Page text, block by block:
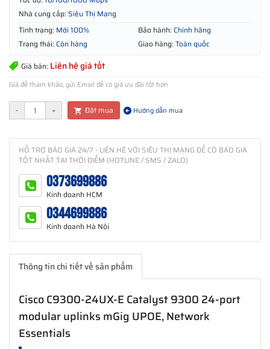
Nhà cung cấp: Siêu Thị Mạng
Tình trạng: Mới 100% Bảo hành: Chính hãng
Trạng thái: Còn hàng Giao hàng: Toàn quốc
Giá bán: Liên hệ giá tốt
Giá để tham khảo, gửi Email để có giá ưu đãi tốt hơn
- + Đặt mua Hướng dẫn mua
HỖ TRỢ BÁO GIÁ 24/7 - LIÊN HỆ VỚI SIÊU THỊ MẠNG ĐỂ CÓ BÁO GIÁ
TỐT NHẤT TẠI THỜI ĐIỂM (HOTLINE / SMS / ZALO)
0373699886
Kinh doanh HCM
0344699886
Kinh doanh Hà Nội
Thông tin chi tiết về sản phẩm
Cisco C9300-24UX-E Catalyst 9300 24-port
modular uplinks mGig UPOE, Network
Essentials